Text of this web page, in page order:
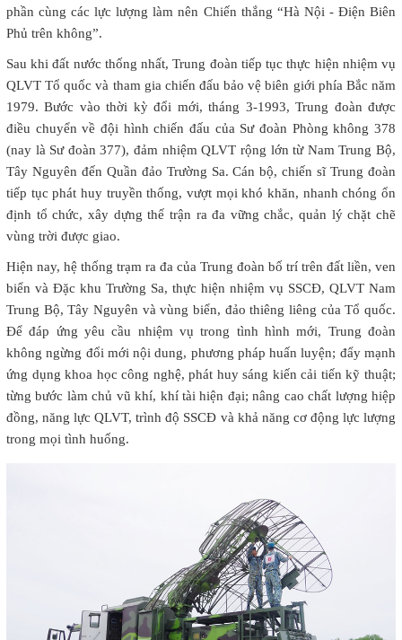
phần cùng các lực lượng làm nên Chiến thắng “Hà Nội - Điện Biên
Phủ trên không”.
Sau khi đất nước thống nhất, Trung đoàn tiếp tục thực hiện nhiệm vụ
QLVT Tổ quốc và tham gia chiến đấu bảo vệ biên giới phía Bắc năm
1979. Bước vào thời kỳ đổi mới, tháng 3-1993, Trung đoàn được
điều chuyển về đội hình chiến đấu của Sư đoàn Phòng không 378
(nay là Sư đoàn 377), đảm nhiệm QLVT rộng lớn từ Nam Trung Bộ,
Tây Nguyên đến Quần đảo Trường Sa. Cán bộ, chiến sĩ Trung đoàn
tiếp tục phát huy truyền thống, vượt mọi khó khăn, nhanh chóng ổn
định tổ chức, xây dựng thế trận ra đa vững chắc, quản lý chặt chẽ
vùng trời được giao.
Hiện nay, hệ thống trạm ra đa của Trung đoàn bố trí trên đất liền, ven
biển và Đặc khu Trường Sa, thực hiện nhiệm vụ SSCĐ, QLVT Nam
Trung Bộ, Tây Nguyên và vùng biển, đảo thiêng liêng của Tổ quốc.
Để đáp ứng yêu cầu nhiệm vụ trong tình hình mới, Trung đoàn
không ngừng đổi mới nội dung, phương pháp huấn luyện; đẩy mạnh
ứng dụng khoa học công nghệ, phát huy sáng kiến cải tiến kỹ thuật;
từng bước làm chủ vũ khí, khí tài hiện đại; nâng cao chất lượng hiệp
đồng, năng lực QLVT, trình độ SSCĐ và khả năng cơ động lực lượng
trong mọi tình huống.